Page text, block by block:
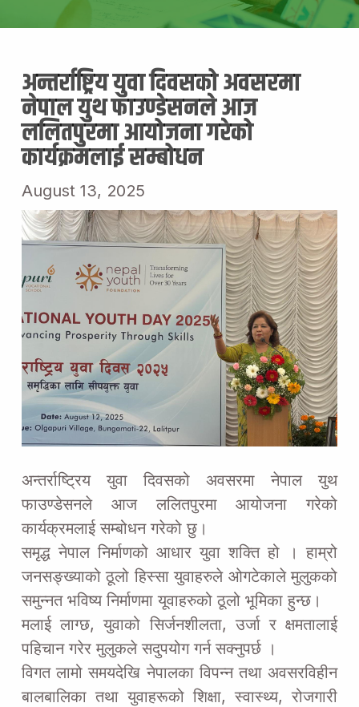
अन्तर्राष्ट्रिय युवा दिवसको अवसरमा
नेपाल युथ फाउण्डेसनले आज
ललितपुरमा आयोजना गरेको
कार्यक्रमलाई सम्बोधन
August 13, 2025
अन्तर्राष्ट्रिय युवा दिवसको अवसरमा नेपाल युथ
फाउण्डेसनले आज ललितपुरमा आयोजना गरेको
कार्यक्रमलाई सम्बोधन गरेको छु।
समृद्ध नेपाल निर्माणको आधार युवा शक्ति हो । हाम्रो
जनसङ्ख्याको ठूलो हिस्सा युवाहरुले ओगटेकाले मुलुकको
समुन्नत भविष्य निर्माणमा यूवाहरुको ठूलो भूमिका हुन्छ।
मलाई लाग्छ, युवाको सिर्जनशीलता, उर्जा र क्षमतालाई
पहिचान गरेर मुलुकले सदुपयोग गर्न सक्नुपर्छ ।
विगत लामो समयदेखि नेपालका विपन्न तथा अवसरविहीन
बालबालिका तथा युवाहरूको शिक्षा, स्वास्थ्य, रोजगारी